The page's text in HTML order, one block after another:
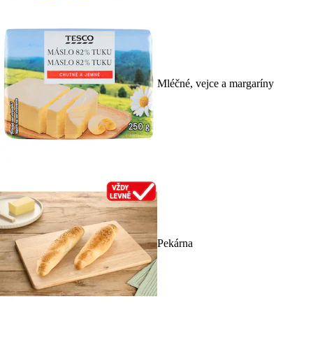
Mléčné, vejce a margaríny
Pekárna